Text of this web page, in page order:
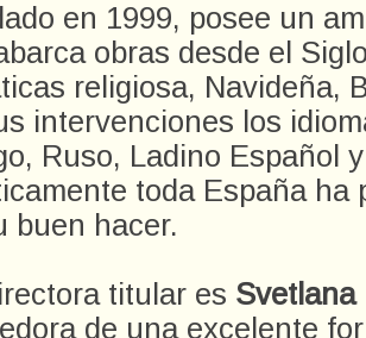
en 1999, posee un
obras desde el
religiosa, Navideña,
intervenciones los
Ruso, Ladino Español
toda España ha
buen hacer.
titular es Svetlana
de una excelente